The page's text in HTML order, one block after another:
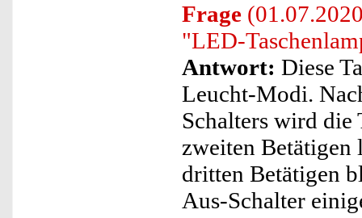
Frage
"LED-
Antwort: Diese
Leucht-Modi.
Schalters wird die
zweiten Betätigen
dritten Betätigen
Aus-Schalter